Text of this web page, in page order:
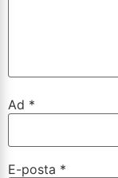
Ad *
E-posta *